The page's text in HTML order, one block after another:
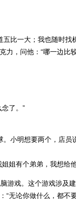
比一大；我也随时找
力，问他：“哪一边比
了。”
小明想要两个，店
姐有个弟弟，我想给
游戏。这个游戏涉及
“无论你做什么，都不